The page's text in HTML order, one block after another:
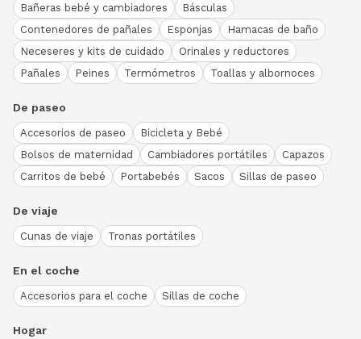
Bañeras bebé y cambiadores
Básculas
Contenedores de pañales
Esponjas
Hamacas de baño
Neceseres y kits de cuidado
Orinales y reductores
Pañales
Peines Termómetros Toallas y albornoces
De paseo
Accesorios de paseo
Bicicleta y Bebé
Bolsos de maternidad
Cambiadores portátiles
Capazos
Carritos de bebé
Portabebés Sacos Sillas de paseo
De viaje
Cunas de viaje Tronas portátiles
En el coche
Accesorios para el coche Sillas de coche
Hogar